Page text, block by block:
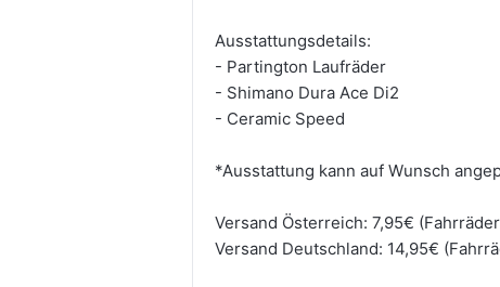
Ausstattungsdetails:
- Partington Laufräder
- Shimano Dura Ace Di2
- Ceramic Speed
*Ausstattung kann auf Wunsch
Versand Österreich: 7,95€
Versand Deutschland: 14,95€